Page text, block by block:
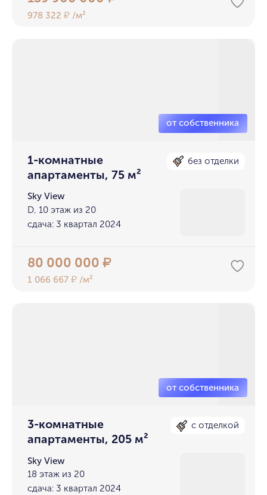
978 322₽ /м²
1-комнатные
апартаменты, 75 м²
без отделки
Sky View
D, 10 этаж из 20
сдача: 3 квартал 2024
80 000 000₽
1 066 667₽ /м²
3-комнатные
апартаменты, 205 м²
с отделкой
Sky View
18 этаж из 20
сдача: 3 квартал 2024